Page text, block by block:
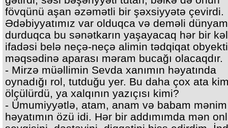
fövqünü aşan əzəmətli bir şəxsiyyətə çevirdi.
Ədəbiyyatımız var olduqca və deməli
durduqca bu sənətkarın yaşayacaq hər bir
ifadəsi belə neçə-neçə alimin tədqiqat
məqsədinə aparası məram bucağı olacaqdır.
- Mirzə müəllimin Sevda xanımın həyatında
oynadığı rol, tutduğu yer. Bu daha çox ata
ölçülürdü, ya xalqının yazıçısı kimi?
- Ümumiyyətlə, atam, anam və babam mənim
həyatımın özü idi. Hər bir addımımda mən